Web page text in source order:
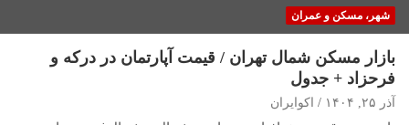
شهر، مسکن و عمران
بازار مسکن شمال تهران / قیمت آپارتمان در درکه و
فرحزاد + جدول
آذر ۲۵, ۱۴۰۴ اکوایران